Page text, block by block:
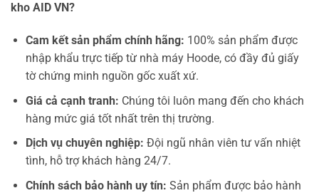
kho AID VN?
Cam kết sản phẩm chính hãng: 100% sản phẩm được
nhập khẩu trực tiếp từ nhà máy Hoode, có đầy đủ giấy
tờ chứng minh nguồn gốc xuất xứ.
Giá cả cạnh tranh: Chúng tôi luôn mang đến cho khách
hàng mức giá tốt nhất trên thị trường.
Dịch vụ chuyên nghiệp: Đội ngũ nhân viên tư vấn nhiệt
tình, hỗ trợ khách hàng 24/7.
Chính sách bảo hành uy tín: Sản phẩm được bảo hành